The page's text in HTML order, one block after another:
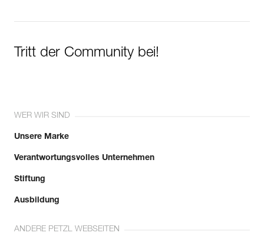
Tritt der Community bei!
WER WIR SIND
Unsere Marke
Verantwortungsvolles Unternehmen
Stiftung
Ausbildung
ANDERE PETZL WEBSEITEN